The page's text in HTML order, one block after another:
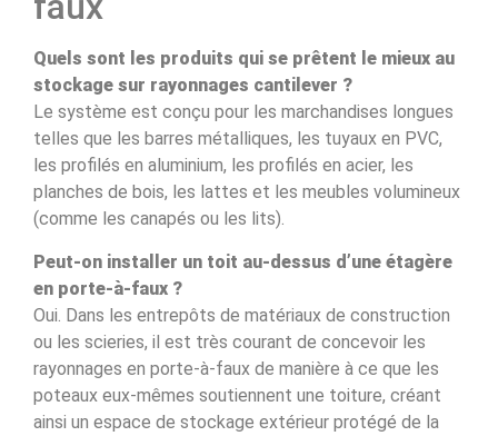
Quels sont les produits qui se prêtent le mieux au
stockage sur rayonnages cantilever ?
Le système est conçu pour les marchandises longues
telles que les barres métalliques, les tuyaux en PVC,
les profilés en aluminium, les profilés en acier, les
planches de bois, les lattes et les meubles volumineux
(comme les canapés ou les lits).
Peut-on installer un toit au-dessus d’une étagère
en porte-à-faux ?
Oui. Dans les entrepôts de matériaux de construction
ou les scieries, il est très courant de concevoir les
rayonnages en porte-à-faux de manière à ce que les
poteaux eux-mêmes soutiennent une toiture, créant
ainsi un espace de stockage extérieur protégé de la